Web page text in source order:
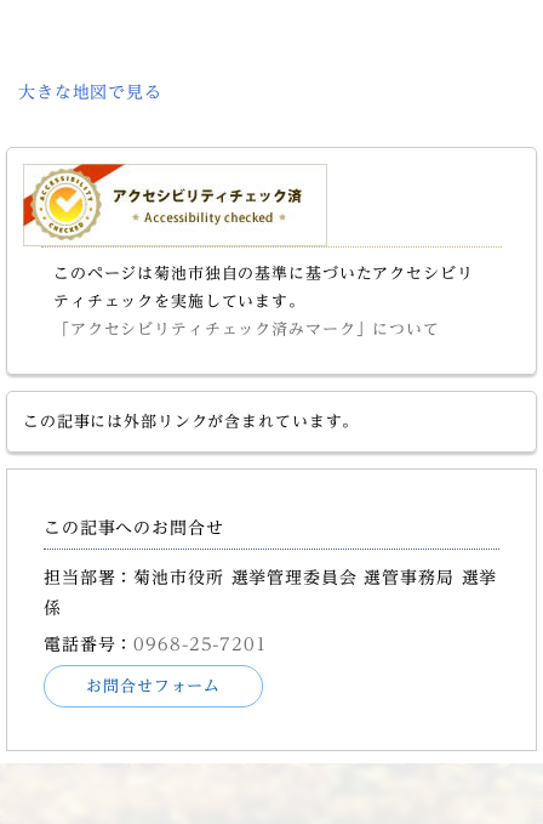
大きな地図で見る
このページは菊池市独自の基準に基づいたアクセシビリ
ティチェックを実施しています。
「アクセシビリティチェック済みマーク」について
この記事には外部リンクが含まれています。
この記事へのお問合せ
担当部署：菊池市役所 選挙管理委員会 選管事務局 選挙
係
電話番号：0968-25-7201
お問合せフォーム